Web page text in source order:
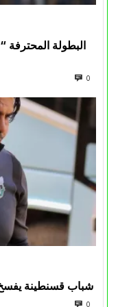
البطولة المحترفة
0
شباب قسنطينة
0